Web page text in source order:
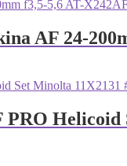
AF 24-